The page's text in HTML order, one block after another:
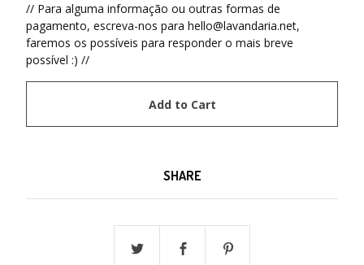
// Para alguma informação ou outras formas de
pagamento, escreva-nos para hello@lavandaria.net,
faremos os possíveis para responder o mais breve
possível :) //
Add to Cart
SHARE